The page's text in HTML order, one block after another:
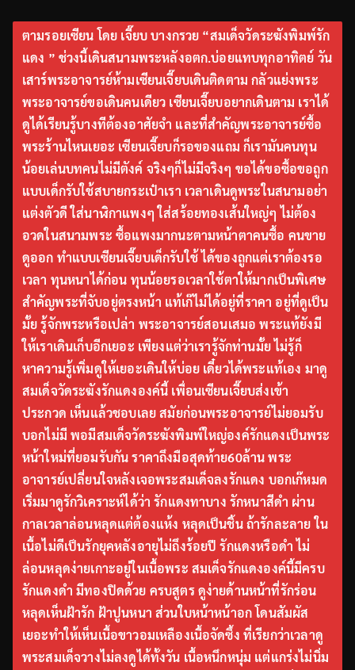
ตามรอยเซียน โดย เจี๊ยบ บางกรวย “สมเด็จวัดระฆังพิมพ์รัก
แดง ” ช่วงนี้เดินสนามพระหลังอตก.บ่อยแทบทุกอาทิตย์ วัน
เสาร์พระอาจารย์ห้ามเซียนเจี๊ยบเดินติดตาม กลัวแย่งพระ
พระอาจารย์ขอเดินคนเดียว เซียนเจี๊ยบอยากเดินตาม เราได้
ดูได้เรียนรู้บางทีต้องอาศัยจำ และที่สำคัญพระอาจารย์ซื้อ
พระร้านไหนเยอะ เซียนเจี๊ยบก็รอของแถม ก็เรามันคนทุน
น้อยเล่นบทคนไม่มีตังค์ จริงๆก็ไม่มีจริงๆ ขอได้ขอซื้อขอถูก
แบบเด็กรับใช้สบายกระเป๋าเรา เวลาเดินดูพระในสนามอย่า
แต่งตัวดี ใส่นาฬิกาแพงๆ ใส่สร้อยทองเส้นใหญ่ๆ ไม่ต้อง
อวดในสนามพระ ซื้อแพงมากนะตามหน้าตาคนซื้อ คนขาย
ดูออก ทำแบบเซียนเจี๊ยบเด็กรับใช้ ได้ของถูกแต่เราต้องรอ
เวลา ทุนหนาได้ก่อน ทุนน้อยรอเวลาใช้ตาให้มากเป็นพิเศษ
สำคัญพระที่จับอยู่ตรงหน้า แท้เก๊ไม่ได้อยู่ที่ราคา อยู่ที่ดูเป็น
มั้ย รู้จักพระหรือเปล่า พระอาจารย์สอนเสมอ พระแท้ยังมี
ให้เราเดินเก็บอีกเยอะ เพียงแต่ว่าเรารู้จักท่านมั้ย ไม่รู้ก็
หาความรู้เพิ่มดูให้เยอะเดินให้บ่อย เดี๋ยวได้พระแท้เอง มาดู
สมเด็จวัดระฆังรักแดงองค์นี้ เพื่อนเซียนเจี๊ยบส่งเข้า
ประกวด เห็นแล้วชอบเลย สมัยก่อนพระอาจารย์ไม่ยอมรับ
บอกไม่มี พอมีสมเด็จวัดระฆังพิมพ์ใหญ่องค์รักแดงเป็นพระ
หน้าใหม่ที่ยอมรับกัน ราคาถึงมือสุดท้าย60ล้าน พระ
อาจารย์เปลี่ยนใจหลังเจอพระสมเด็จลงรักแดง บอกเก๊หมด
เริ่มมาดูรักวิเคราะห์ได้ว่า รักแดงทาบาง รักหนาสีดำ ผ่าน
กาลเวลาล่อนหลุดแต่ต้องแห้ง หลุดเป็นชิ้น ถ้ารักละลาย ใน
เนื้อไม่ดีเป็นรักยุคหลังอายุไม่ถึงร้อยปี รักแดงหรือดำ ไม่
ล่อนหลุดง่ายเกาะอยู่ในเนื้อพระ สมเด็จรักแดงองค์นี้มีครบ
รักแดงดำ มีทองปิดด้วย ครบสูตร ดูง่ายด้านหน้าที่รักร่อน
หลุดเห็นฝ้ารัก ฝ้าปูนหนา ส่วนใบหน้าหน้าอก โดนสัมผัส
เยอะทำให้เห็นเนื้อขาวอมเหลืองเนื้อจัดซึ้ง ที่เรียกว่าเวลาดู
พระสมเด็จวางไม่ลงดูได้ทั้งวัน เนื้อหนึกหนุ่ม แต่แกร่งไม่นิ่ม